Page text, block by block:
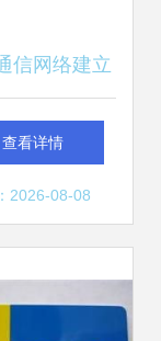
信网络建立
联网 中天科
种输电技术
查看详情
2026-08-08